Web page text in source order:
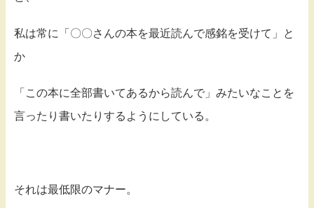
私は常に「〇〇さんの本を最近読んで感銘を受けて」と
か
「この本に全部書いてあるから読んで」みたいなことを
言ったり書いたりするようにしている。
それは最低限のマナー。